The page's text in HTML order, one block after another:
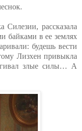
рассказала
байками в ее землях
будешь вести
Лизхен привыкла
злые силы… А